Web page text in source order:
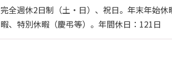
完全週休2日制（土・日）、祝日。年末年始
暇、特別休暇（慶弔等）。年間休日：121日